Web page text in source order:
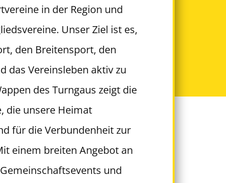
in der Region und
Unser Ziel ist es,
den Breitensport, den
das Vereinsleben aktiv zu
des Turngaus zeigt die
die unsere Heimat
für die Verbundenheit zur
einem breiten Angebot an
und